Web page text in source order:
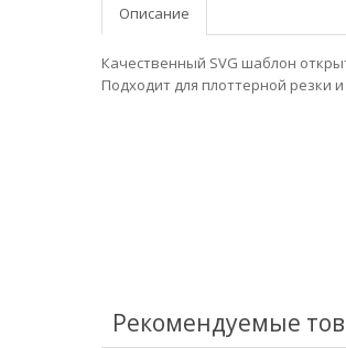
Описание
Качественный SVG шаблон
Подходит для плоттерной резки
Рекомендуемые